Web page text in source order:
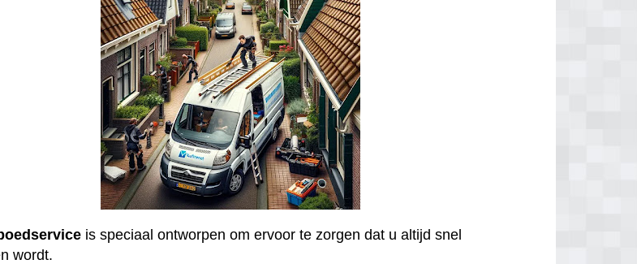
is speciaal ontworpen om ervoor te zorgen dat u altijd snel
wordt.